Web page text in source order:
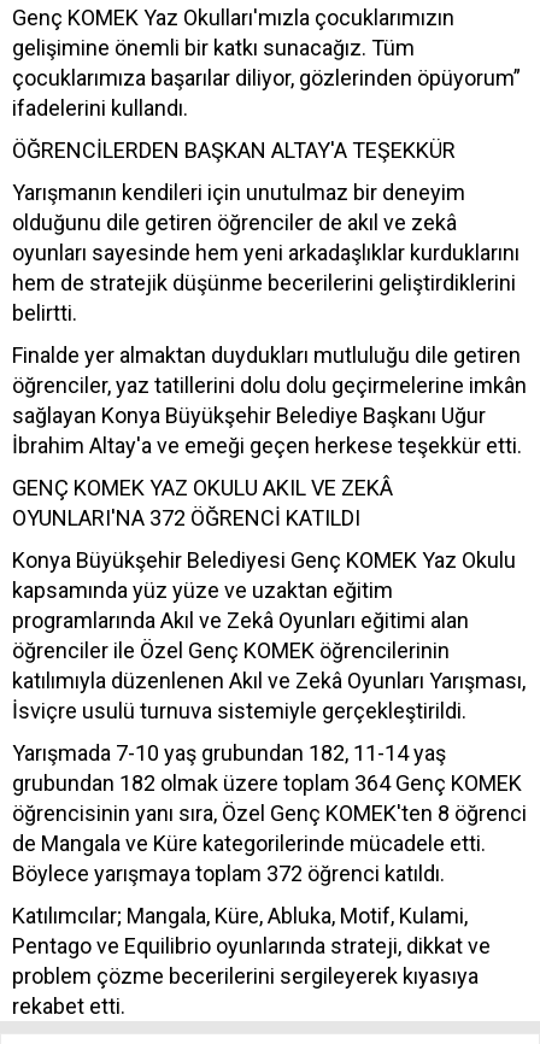
Genç KOMEK Yaz Okulları'mızla çocuklarımızın
gelişimine önemli bir katkı sunacağız. Tüm
çocuklarımıza başarılar diliyor, gözlerinden öpüyorum”
ifadelerini kullandı.
ÖĞRENCİLERDEN BAŞKAN ALTAY'A TEŞEKKÜR
Yarışmanın kendileri için unutulmaz bir deneyim
olduğunu dile getiren öğrenciler de akıl ve zekâ
oyunları sayesinde hem yeni arkadaşlıklar kurduklarını
hem de stratejik düşünme becerilerini geliştirdiklerini
belirtti.
Finalde yer almaktan duydukları mutluluğu dile getiren
öğrenciler, yaz tatillerini dolu dolu geçirmelerine imkân
sağlayan Konya Büyükşehir Belediye Başkanı Uğur
İbrahim Altay'a ve emeği geçen herkese teşekkür etti.
GENÇ KOMEK YAZ OKULU AKIL VE ZEKÂ
OYUNLARI'NA 372 ÖĞRENCİ KATILDI
Konya Büyükşehir Belediyesi Genç KOMEK Yaz Okulu
kapsamında yüz yüze ve uzaktan eğitim
programlarında Akıl ve Zekâ Oyunları eğitimi alan
öğrenciler ile Özel Genç KOMEK öğrencilerinin
katılımıyla düzenlenen Akıl ve Zekâ Oyunları Yarışması,
İsviçre usulü turnuva sistemiyle gerçekleştirildi.
Yarışmada 7-10 yaş grubundan 182, 11-14 yaş
grubundan 182 olmak üzere toplam 364 Genç KOMEK
öğrencisinin yanı sıra, Özel Genç KOMEK'ten 8 öğrenci
de Mangala ve Küre kategorilerinde mücadele etti.
Böylece yarışmaya toplam 372 öğrenci katıldı.
Katılımcılar; Mangala, Küre, Abluka, Motif, Kulami,
Pentago ve Equilibrio oyunlarında strateji, dikkat ve
problem çözme becerilerini sergileyerek kıyasıya
rekabet etti.